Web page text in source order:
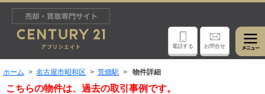
電話する お問合せ
ホーム 名古屋市昭和区 荒畑駅 物件詳細
こちらの物件は、過去の取引事例です。